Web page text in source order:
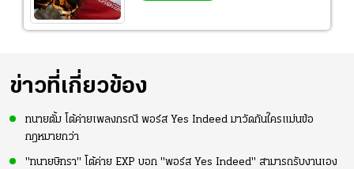
ข่าวที่เกี่ยวข้อง
ทนายตั้ม โต้ค่ายเพลงกรณี พอร์ส Yes Indeed มาวัดกันใครแม่นข้อ
กฎหมายกว่า
"ทนายษิทรา" โต้ค่าย EXP บอก "พอร์ส Yes Indeed" สามารถรับงานเอง